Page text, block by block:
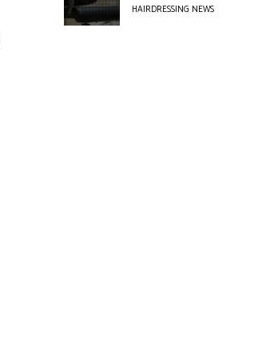
HAIRDRESSING NEWS